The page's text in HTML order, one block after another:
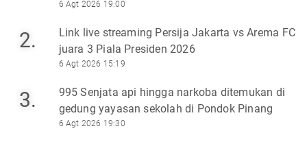
6 Agt 2026 19:00
2.
Link live streaming Persija Jakarta vs Arema FC
juara 3 Piala Presiden 2026
6 Agt 2026 15:19
3.
995 Senjata api hingga narkoba ditemukan di
gedung yayasan sekolah di Pondok Pinang
6 Agt 2026 19:30